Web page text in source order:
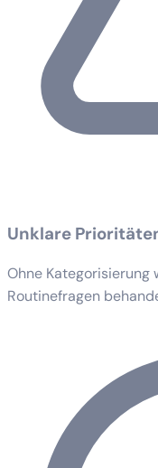
Unklare
Ohne Kategorisierung
Routinefragen